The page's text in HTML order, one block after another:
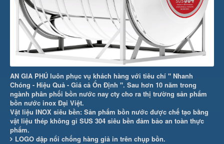
AN GIA PHÚ luôn phục vụ khách hàng với tiêu chí " Nhanh
Chóng - Hiệu Quả - Giá cả Ổn Định ". Sau hơn 10 năm trong
ngành phân phối bồn nước nay cty cho ra thị trường sản phẩm
bồn nước inox Đại Việt.
Vật liệu INOX siêu bền: Sản phẩm bồn nước được chế tạo bằng
vật liệu thép không gỉ SUS 304 siêu bền đảm bảo an toàn thực
phẩm.
LOGO dập nổi chống hàng giả in trên chụp bồn.